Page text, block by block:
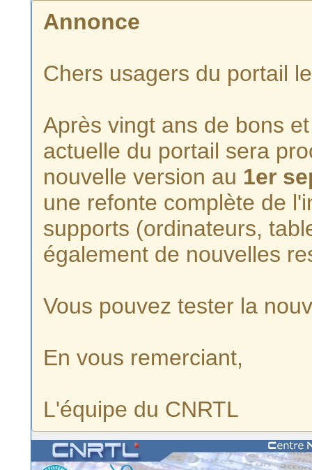
Annonce
Chers usagers du portail
Après vingt ans de bons
actuelle du portail sera
nouvelle version au 1er
une refonte complète de
supports (ordinateurs,
également de nouvelles
Vous pouvez tester la
En vous remerciant,
L'équipe du CNRTL